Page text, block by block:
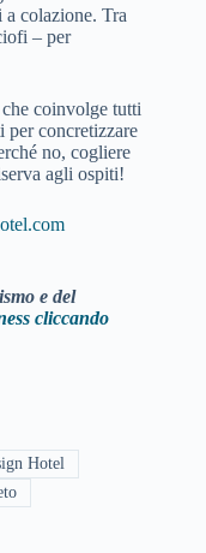
a colazione. Tra
– per
coinvolge tutti
per concretizzare
no, cogliere
agli ospiti!
e del
cliccando
Hotel